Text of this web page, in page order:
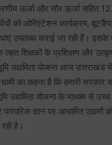
ऊर्जा और सौर ऊर्जा सहित 12
को ओरिएंटेशन कार्यक्रम, बूटकैंप,
उपलब्ध कराई जा रही हैं। इसके
शिक्षकों के प्रशिक्षण और
उद्यमिता योजना आज
का कहना है कि हमारी सरकार
उद्यमिता योजना के माध्यम से उच्च
ज्ञान पर आधारित
है।